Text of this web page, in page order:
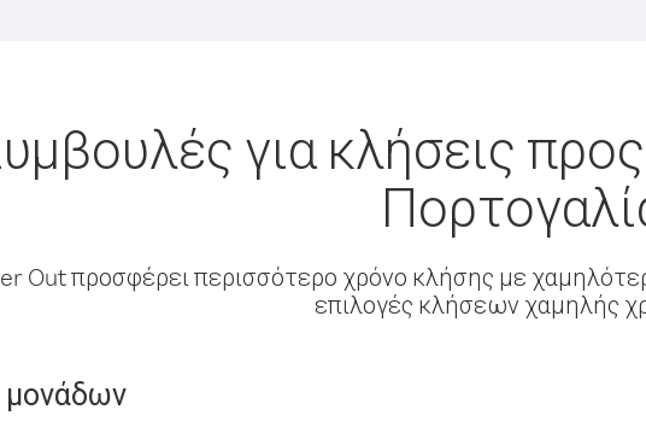
για κλήσεις
Out προσφέρει περισσότερο χρόνο κλήσης με
επιλογές κλήσεων χαμηλής